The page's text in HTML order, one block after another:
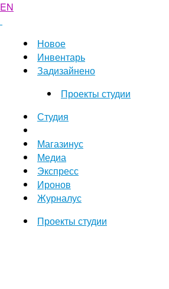
EN
Новое
Инвентарь
Задизайнено
Проекты студии
Студия
Магазинус
Медиа
Экспресс
Иронов
Журналус
Проекты студии